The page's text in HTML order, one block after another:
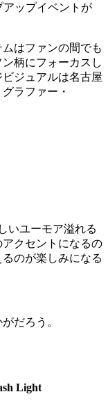
アップイベントが
はファンの間でも
柄にフォーカスし
ジュアルは名古屋
ラファー・
いユーモア溢れる
クセントになるの
のが楽しみになる
だろう。
Light